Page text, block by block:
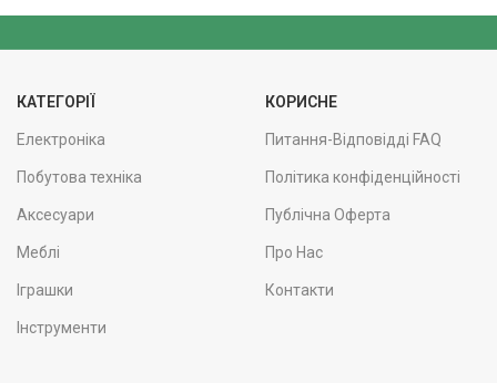
КАТЕГОРІЇ
Електроніка
Побутова техніка
Аксесуари
Меблі
Іграшки
Інструменти
КОРИСНЕ
Питання-Відповідді FAQ
Політика конфіденційності
Публічна Оферта
Про Нас
Контакти